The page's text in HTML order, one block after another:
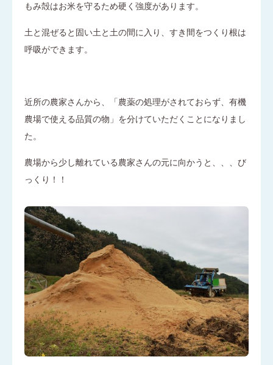
もみ殻はお米を守るため硬く強度があります。
土と混ぜると固い土と土の間に入り、すき間をつくり根は
呼吸ができます。
近所の農家さんから、「農薬の処理がされておらず、有機
農場で使える品質の物」を分けていただくことになりまし
た。
農場から少し離れている農家さんの元に向かうと、、、び
っくり！！